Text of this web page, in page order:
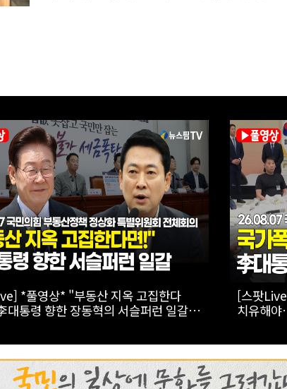
한자리에 모인 장군들...李대통령,
장 등 진급 장성 4명에 삼정검 수치 직
[스팟
패밀리